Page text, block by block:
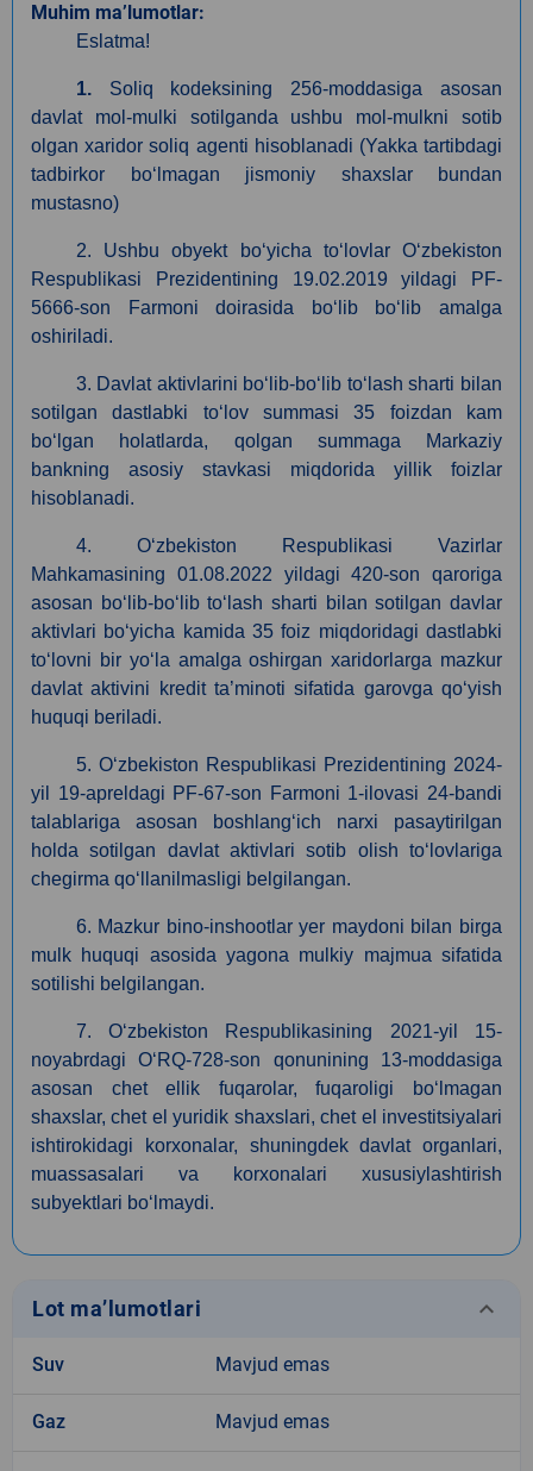
Muhim ma’lumotlar:
Eslatma!
1.Soliq kodeksining 256-moddasiga asosan
davlat mol-mulki sotilganda ushbu mol-mulkni sotib
olgan xaridor soliq agenti hisoblanadi (Yakka tartibdagi
tadbirkor boʻlmagan jismoniy shaxslar bundan
mustasno)
2. Ushbu obyekt boʻyicha toʻlovlar Oʻzbekiston
Respublikasi Prezidentining 19.02.2019 yildagi PF-
5666-son Farmoni doirasida boʻlib boʻlib amalga
oshiriladi.
3. Davlat aktivlarini boʻlib-boʻlib toʻlash sharti bilan
sotilgan dastlabki toʻlov summasi 35 foizdan kam
boʻlgan holatlarda, qolgan summaga Markaziy
bankning asosiy stavkasi miqdorida yillik foizlar
hisoblanadi.
4. Oʻzbekiston Respublikasi Vazirlar
Mahkamasining 01.08.2022 yildagi 420-son qaroriga
asosan boʻlib-boʻlib toʻlash sharti bilan sotilgan davlar
aktivlari boʻyicha kamida 35 foiz miqdoridagi dastlabki
toʻlovni bir yoʻla amalga oshirgan xaridorlarga mazkur
davlat aktivini kredit ta’minoti sifatida garovga qoʻyish
huquqi beriladi.
5. O‘zbekiston Respublikasi Prezidentining 2024-
yil 19-apreldagi PF-67-son Farmoni 1-ilovasi 24-bandi
talablariga asosan boshlang‘ich narxi pasaytirilgan
holda sotilgan davlat aktivlari sotib olish to‘lovlariga
chegirma qo‘llanilmasligi belgilangan.
6. Mazkur bino-inshootlar yer maydoni bilan birga
mulk huquqi asosida yagona mulkiy majmua sifatida
sotilishi belgilangan.
7. O‘zbekiston Respublikasining 2021-yil 15-
noyabrdagi O‘RQ-728-son qonunining 13-moddasiga
asosan сhet ellik fuqarolar, fuqaroligi bo‘lmagan
shaxslar, chet el yuridik shaxslari, chet el investitsiyalari
ishtirokidagi korxonalar, shuningdek davlat organlari,
muassasalari va korxonalari xususiylashtirish
subyektlari bo‘lmaydi.
Lot ma’lumotlari keyboard_arrow_down
Suv Mavjud emas
Gaz Mavjud emas